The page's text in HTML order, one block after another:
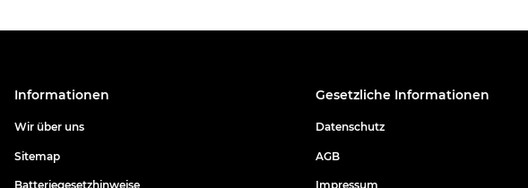
Informationen
Wir über uns
Sitemap
Batteriegesetzhinweise
Gesetzliche Informationen
Datenschutz
AGB
Impressum